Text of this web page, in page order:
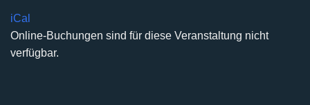
iCal
Online-Buchungen sind für diese Veranstaltung nicht
verfügbar.